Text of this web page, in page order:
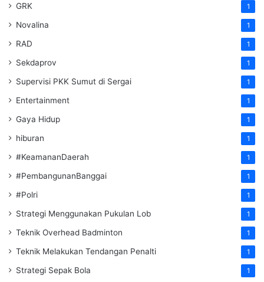
GRK 1
Novalina 1
RAD 1
Sekdaprov 1
Supervisi PKK Sumut di Sergai 1
Entertainment 1
Gaya Hidup 1
hiburan 1
#KeamananDaerah 1
#PembangunanBanggai 1
#Polri 1
Strategi Menggunakan Pukulan Lob 1
Teknik Overhead Badminton 1
Teknik Melakukan Tendangan Penalti 1
Strategi Sepak Bola 1